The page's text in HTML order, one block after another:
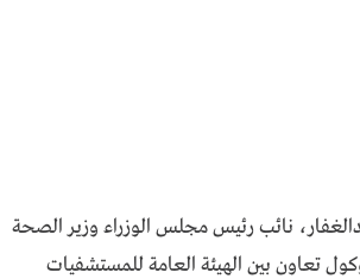
نائب رئيس مجلس الوزراء وزير الصحة
تعاون بين الهيئة العامة للمستشفيات